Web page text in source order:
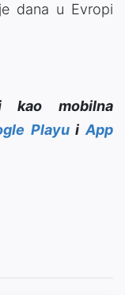
dana u Evropi
kao mobilna
PlayuiApp